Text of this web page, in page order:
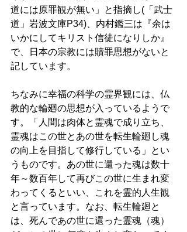
道には原罪観が無い」と指摘し(「武士
道」岩波文庫P34)、内村鑑三は『余は
いかにしてキリスト信徒になりしか』
で、日本の宗教には贖罪思想がないと
記しています。
ちなみに幸福の科学の霊界観には、仏
教的な輪廻の思想が入っているようで
す。「人間は肉体と霊魂で成り立ち、
霊魂はこの世とあの世を転生輪廻し魂
の向上を目指して修行している」とい
うものです。あの世に還った魂は数十
年～数百年して再びこの世に生まれ変
わってくるといい、これを霊的人生観
と言っています。なお、転生輪廻と
は、死んであの世に還った霊魂（魂）